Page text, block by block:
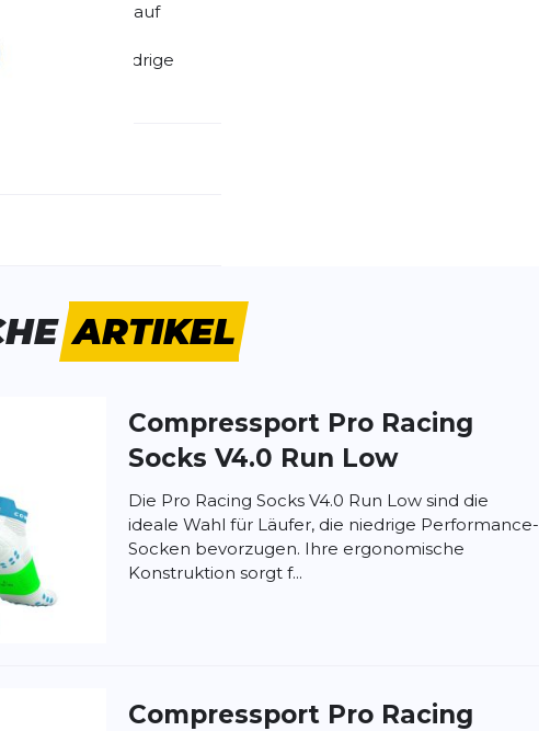
auch auf
Athleten
Die niedrige
ARTIKEL
Compressport Pro Racing
Socks V4.0 Run Low
Die Pro Racing Socks V4.0 Run Low sind die
ideale Wahl für Läufer, die niedrige Performance-
Socken bevorzugen. Ihre ergonomische
Konstruktion sorgt f...
Compressport Pro Racing